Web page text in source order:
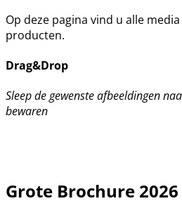
Op deze pagina vind u alle
producten.
Drag&Drop
Sleep de gewenste afbeeldingen
bewaren
Grote Brochure 2026